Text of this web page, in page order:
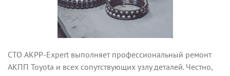
СТО AKPP-Expert выполняет профессиональный ремонт
АКПП Toyota и всех сопутствующих узлу деталей. Честно,